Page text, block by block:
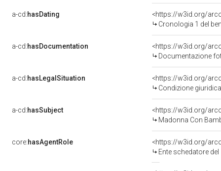
a-cd:hasDating
<https://w3id.org/
Cronologia 1 del
a-cd:hasDocumentation
Documentazione
a-cd:hasLegalSituation
Condizione
a-cd:hasSubject
<https://w3id.org/
Madonna Con
core:hasAgentRole
<https://w3id.org/
Ente schedatore del